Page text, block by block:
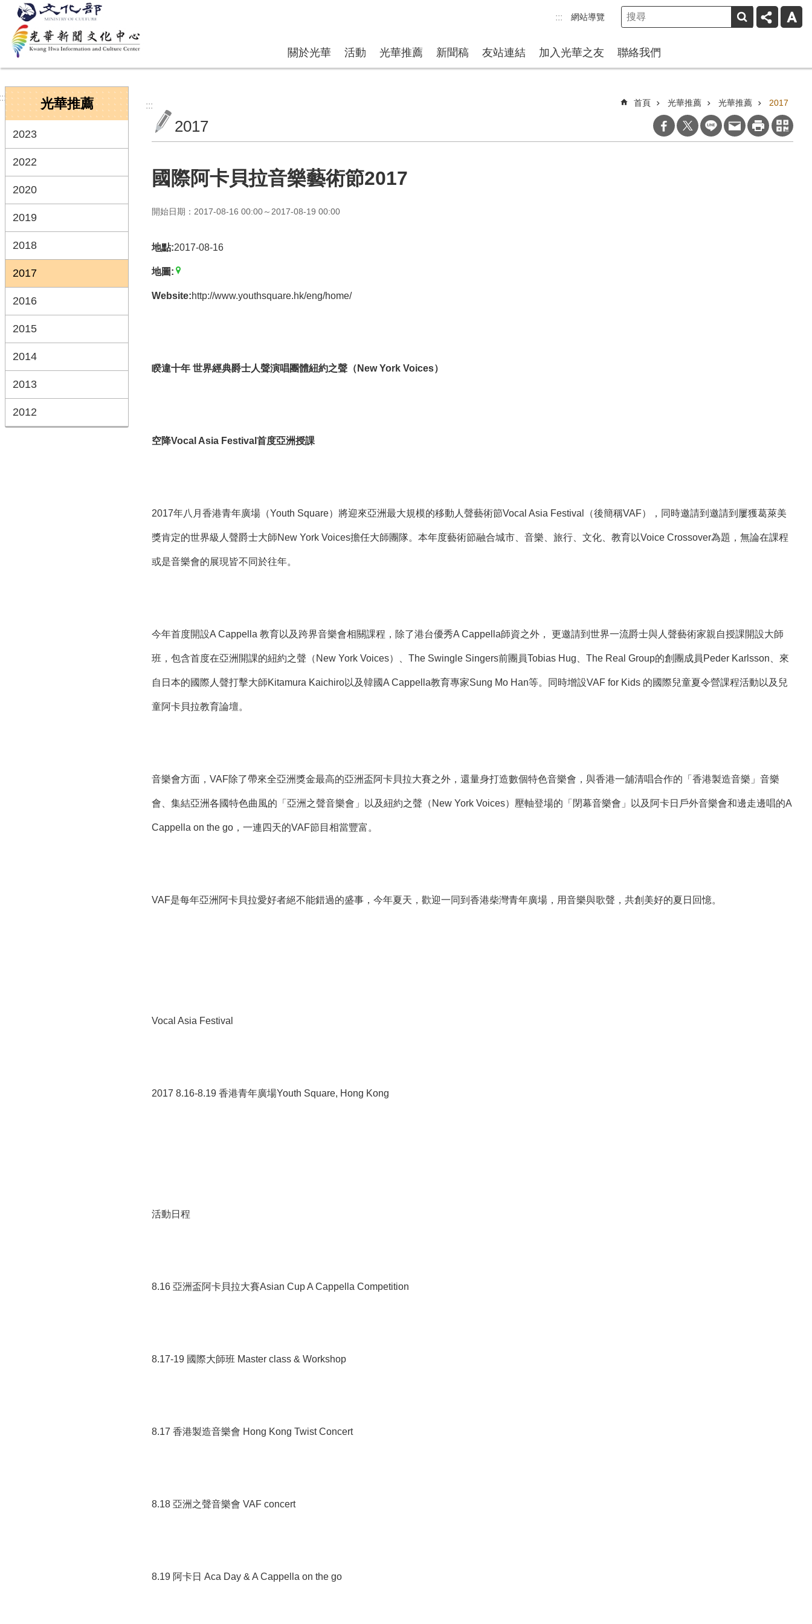
跳到主要內容區塊
::: 網站導覽
關於光華 活動 光華推薦 新聞稿 友站連結 加入光華之友 聯絡我們
光華推薦
2023
2022
2020
2019
2018
2017
2016
2015
2014
2013
2012
::: 首頁 光華推薦 光華推薦 2017
2017
國際阿卡貝拉音樂藝術節2017
開始日期：2017-08-16 00:00～2017-08-19 00:00
地點:2017-08-16
地圖:
Website:http://www.youthsquare.hk/eng/home/
睽違十年 世界經典爵士人聲演唱團體紐約之聲（New York Voices）
空降Vocal Asia Festival 首度亞洲授課
2017年八月香港青年廣場（Youth Square）將迎來亞洲最大規模的移動人聲藝術節Vocal Asia Festival（後簡稱VAF），同時邀請到邀請到屢獲葛萊美
獎肯定的世界級人聲爵士大師New York Voices擔任大師團隊。本年度藝術節融合城市、音樂、旅行、文化、教育以Voice Crossover為題，無論在課程
或是音樂會的展現皆不同於往年。
今年首度開設A Cappella 教育以及跨界音樂會相關課程，除了港台優秀A Cappella師資之外， 更邀請到世界一流爵士與人聲藝術家親自授課開設大師
班，包含首度在亞洲開課的紐約之聲（New York Voices）、The Swingle Singers前團員Tobias Hug、The Real Group的創團成員Peder Karlsson、來
自日本的國際人聲打擊大師Kitamura Kaichiro以及韓國A Cappella教育專家Sung Mo Han等。同時增設VAF for Kids 的國際兒童夏令營課程活動以及兒
童阿卡貝拉教育論壇。
音樂會方面，VAF除了帶來全亞洲獎金最高的亞洲盃阿卡貝拉大賽之外，還量身打造數個特色音樂會，與香港一舖清唱合作的「香港製造音樂」音樂
會、集結亞洲各國特色曲風的「亞洲之聲音樂會」以及紐約之聲（New York Voices）壓軸登場的「閉幕音樂會」以及阿卡日戶外音樂會和邊走邊唱的A
Cappella on the go，一連四天的VAF節目相當豐富。
VAF是每年亞洲阿卡貝拉愛好者絕不能錯過的盛事，今年夏天，歡迎一同到香港柴灣青年廣場，用音樂與歌聲，共創美好的夏日回憶。
Vocal Asia Festival
2017 8.16-8.19 香港青年廣場Youth Square, Hong Kong
活動日程
8.16 亞洲盃阿卡貝拉大賽Asian Cup A Cappella Competition
8.17-19 國際大師班 Master class & Workshop
8.17 香港製造音樂會 Hong Kong Twist Concert
8.18 亞洲之聲音樂會 VAF concert
8.19 阿卡日 Aca Day & A Cappella on the go